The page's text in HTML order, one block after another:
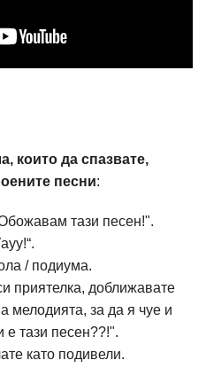
които да спазвате,
песни:
тази песен!".
/ подиума.
приятелка, доближавате
мелодията, за да я чуе и
е тази песен??!".
като подивели.